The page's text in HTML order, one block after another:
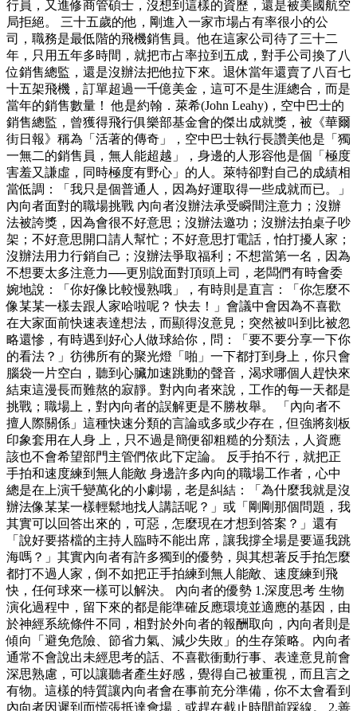
行員，又進修商管碩士，沒想到這樣的資歷，還是被美國航空
局拒絕。 三十五歲的他，剛進入一家市場占有率很小的公
司，職務是最低階的飛機銷售員。他在這家公司待了三十二
年，只用五年多時間，就把市占率拉到五成，對手公司換了八
位銷售總監，還是沒辦法把他拉下來。退休當年還賣了八百七
十五架飛機，訂單超過一千億美金，這可不是生涯總合，而是
當年的銷售數量！ 他是約翰．萊希(John Leahy)，空中巴士的
銷售總監，曾獲得飛行俱樂部基金會的傑出成就獎，被《華爾
街日報》稱為「活著的傳奇」，空中巴士執行長讚美他是「獨
一無二的銷售員，無人能超越」，身邊的人形容他是個「極度
害羞又謙虛，同時極度有野心」的人。萊特卻對自己的成績相
當低調：「我只是個普通人，因為好運取得一些成就而已。」
內向者面對的職場挑戰 內向者沒辦法承受瞬間注意力；沒辦
法被誇獎，因為會很不好意思；沒辦法邀功；沒辦法拍桌子吵
架；不好意思開口請人幫忙；不好意思打電話，怕打擾人家；
沒辦法用力行銷自己；沒辦法爭取福利；不想當第一名，因為
不想要太多注意力──更別說面對頂頭上司，老闆們有時會委
婉地說：「你好像比較慢熟哦」，有時則是直言：「你怎麼不
像某某一樣去跟人家哈啦呢？ 快去！」會議中會因為不喜歡
在大家面前快速表達想法，而顯得沒意見；突然被叫到比被忽
略還慘，有時遇到好心人做球給你，問：「要不要分享一下你
的看法？」彷彿所有的聚光燈「啪」一下都打到身上，你只會
腦袋一片空白，聽到心臟加速跳動的聲音，渴求哪個人趕快來
結束這漫長而難熬的寂靜。對內向者來說，工作的每一天都是
挑戰；職場上，對內向者的誤解更是不勝枚舉。 「內向者不
擅人際關係」這種快速分類的言論或多或少存在，但強將刻板
印象套用在人身 上，只不過是簡便卻粗糙的分類法，人資應
該也不會希望部門主管們依此下定論。 反手拍不行，就把正
手拍和速度練到無人能敵 身邊許多內向的職場工作者，心中
總是在上演千變萬化的小劇場，老是糾結：「為什麼我就是沒
辦法像某某一樣輕鬆地找人講話呢？」或「剛剛那個問題，我
其實可以回答出來的，可惡，怎麼現在才想到答案？」還有
「說好要搭檔的主持人臨時不能出席，讓我撐全場是要逼我跳
海嗎？」其實內向者有許多獨到的優勢，與其想著反手拍怎麼
都打不過人家，倒不如把正手拍練到無人能敵、速度練到飛
快，任何球來一樣可以解決。 內向者的優勢 1.深度思考 生物
演化過程中，留下來的都是能準確反應環境並適應的基因，由
於神經系統條件不同，相對於外向者的報酬取向，內向者則是
傾向「避免危險、節省力氣、減少失敗」的生存策略。內向者
通常不會說出未經思考的話、不喜歡衝動行事、表達意見前會
深思熟慮，可以讓聽者產生好感，覺得自己被重視，而且言之
有物。這樣的特質讓內向者會在事前充分準備，你不太會看到
內向者因遲到而慌張抵達會場，或趕在截止時間前踩線。 2.善